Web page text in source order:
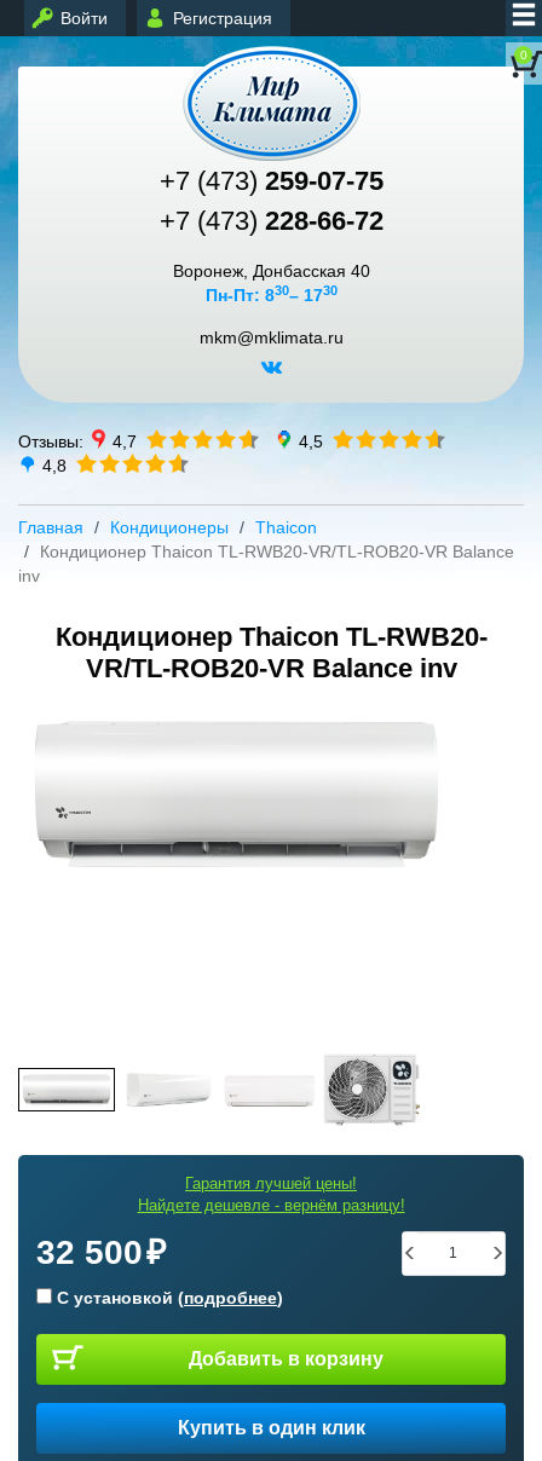
Войти Регистрация
0
+7 (473) 259-07-75
+7 (473) 228-66-72
Воронеж, Донбасская 40
Пн-Пт: 830– 1730
mkm@mklimata.ru
Отзывы: 4,7
4,5
4,8
Главная Кондиционеры
Thaicon
Кондиционер Thaicon TL-RWB20-VR/TL-ROB20-VR Balance
inv
Кондиционер Thaicon TL-RWB20-
VR/TL-ROB20-VR Balance inv
Гарантия лучшей цены!
Найдете дешевле - вернём разницу!
32 500
С установкой (подробнее)
Добавить в корзину
Купить в один клик